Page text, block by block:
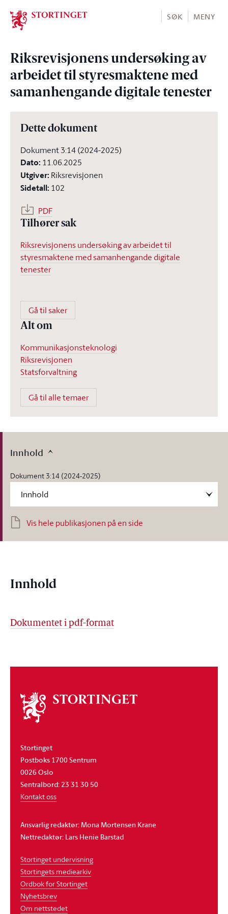
Stortinget.no
SØK MENY
Riksrevisjonens undersøking av
arbeidet til styresmaktene med
samanhengande digitale tenester
Dette dokument
Dokument 3:14 (2024-2025)
Dato: 11.06.2025
Utgiver: Riksrevisjonen
Sidetall: 102
PDF
Tilhører sak
Riksrevisjonens undersøking av arbeidet til
styresmaktene med samanhengande digitale
tenester
Gå til saker
Alt om
Kommunikasjonsteknologi
Riksrevisjonen
Statsforvaltning
Gå til alle temaer
Innhold
Dokument 3:14 (2024-2025)
Vis hele publikasjonen på en side
Innhold
Dokumentet i pdf-format
Om
stortinget
Stortinget
Postboks 1700 Sentrum
0026 Oslo
Sentralbord: 23 31 30 50
Kontakt oss
Ansvarlig redaktør: Mona Mortensen Krane
Nettredaktør: Lars Henie Barstad
Stortinget undervisning
Stortingets mediearkiv
Ordbok for Stortinget
Nyhetsbrev
Om nettstedet